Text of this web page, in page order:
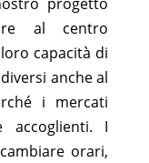
al centro
capacità di
anche al
i mercati
accoglienti. I
orari,